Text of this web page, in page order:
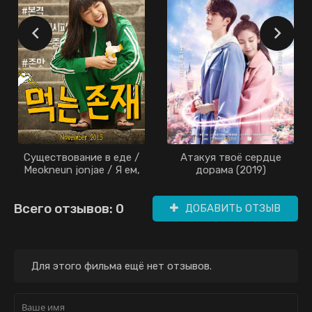
Существование в еде /
Meokneun jonjae / Я ем,
существования / Жизнь
Атакуя твоё сердце
дорама (2019)
Всего отзывов: 0 ДОБАВИТЬ ОТЗЫВ
Для этого фильма ещё нет отзывов.